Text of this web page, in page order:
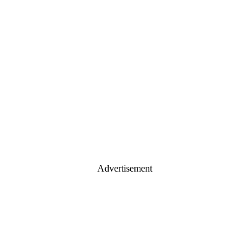
Advertisement